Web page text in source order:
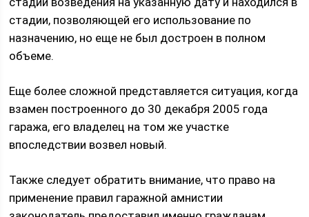
стадии, позволяющей его использование по
назначению, но еще не был достроен в полном
объеме.
Еще более сложной представляется ситуация, когда
взамен построенного до 30 декабря 2005 года
гаража, его владелец на том же участке
впоследствии возвел новый.
Также следует обратить внимание, что право на
применение правил гаражной амнистии